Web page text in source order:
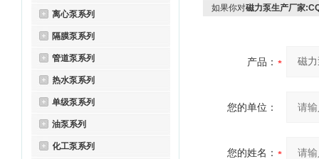
离心泵系列
隔膜泵系列
管道泵系列
热水泵系列
单级泵系列
油泵系列
化工泵系列
如果你对磁力泵生产厂家
产品：
您的单位：
您的姓名：